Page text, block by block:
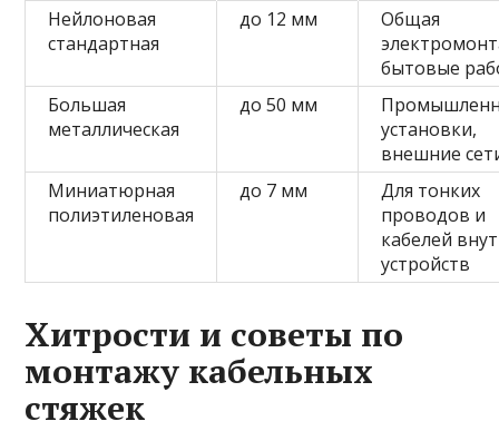
Нейлоновая
стандартная
до 12 мм
Общая
бытовые
Большая
металлическая
до 50 мм
установки,
внешние
Миниатюрная
полиэтиленовая
до 7 мм
Для тонких
проводов и
кабелей
устройств
Хитрости и советы по
монтажу кабельных
стяжек